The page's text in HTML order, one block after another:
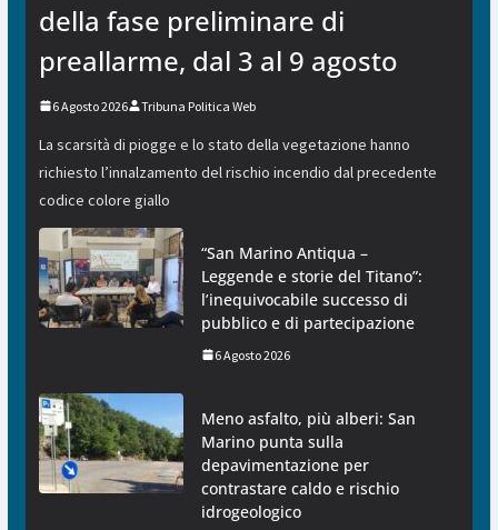
della fase preliminare di
preallarme, dal 3 al 9 agosto
6 Agosto 2026 Tribuna Politica Web
La scarsità di piogge e lo stato della vegetazione hanno
richiesto l’innalzamento del rischio incendio dal precedente
codice colore giallo
“San Marino Antiqua –
Leggende e storie del Titano”:
l’inequivocabile successo di
pubblico e di partecipazione
6 Agosto 2026
Meno asfalto, più alberi: San
Marino punta sulla
depavimentazione per
contrastare caldo e rischio
idrogeologico